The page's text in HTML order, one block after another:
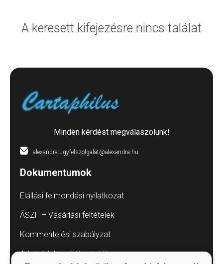
A keresett kifejezésre nincs találat
Minden kérdést megválaszolunk!
alexandra.ugyfelszolgalat@alexandra.hu
Dokumentumok
Elállási felmondási nyilatkozat
ÁSZF – Vásárlási feltételek
Kommentelési szabályzat
Adatvédelmi tájékoztatók